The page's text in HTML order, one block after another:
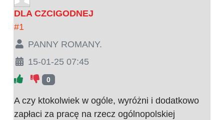
DLA CZCIGODNEJ
#1
PANNY ROMANY.
15-01-25 07:45
0
A czy ktokolwiek w ogóle, wyróżni i dodatkowo
zapłaci za pracę na rzecz ogólnopolskiej